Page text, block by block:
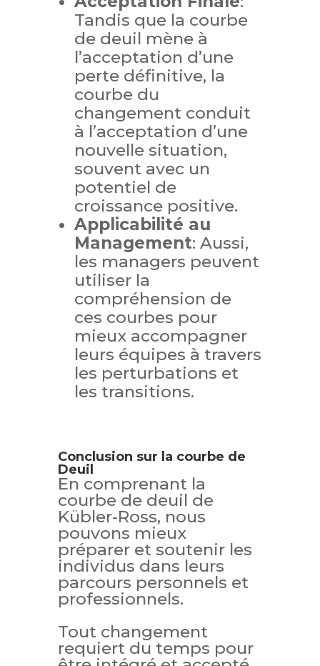
Tandis que la courbe
de deuil mène à
l’acceptation d’une
perte définitive, la
courbe du
changement conduit
à l’acceptation d’une
nouvelle situation,
souvent avec un
potentiel de
croissance positive.
Applicabilité au
Management: Aussi,
les managers peuvent
utiliser la
compréhension de
ces courbes pour
mieux accompagner
leurs équipes à travers
les perturbations et
les transitions.
Conclusion sur la courbe de
Deuil
En comprenant la
courbe de deuil de
Kübler-Ross, nous
pouvons mieux
préparer et soutenir les
individus dans leurs
parcours personnels et
professionnels.
Tout changement
requiert du temps pour